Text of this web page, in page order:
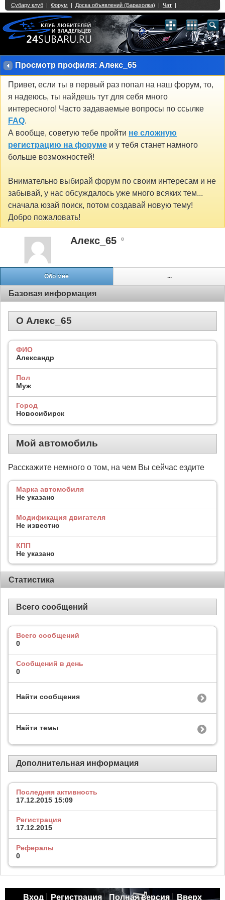
Просмотр профиля: Алекс_65
Привет, если ты в первый раз попал на наш форум, то,
я надеюсь, ты найдешь тут для себя много
интересного! Часто задаваемые вопросы по ссылке
FAQ.
А вообще, советую тебе пройти не сложную
регистрацию на форуме и у тебя станет намного
больше возможностей!
Внимательно выбирай форум по своим интересам и не
забывай, у нас обсуждалось уже много всяких тем...
сначала юзай поиск, потом создавай новую тему!
Добро пожаловать!
Алекс_65
Обо мне ...
Базовая информация
О Алекс_65
ФИО
Александр
Пол
Муж
Город
Новосибирск
Мой автомобиль
Расскажите немного о том, на чем Вы сейчас ездите
Марка автомобиля
Не указано
Модификация двигателя
Не известно
КПП
Не указано
Статистика
Всего сообщений
Всего сообщений
0
Сообщений в день
0
Найти сообщения
Найти темы
Дополнительная информация
Последняя активность
17.12.2015 15:09
Регистрация
17.12.2015
Рефералы
0
Вход Регистрация Полная версия Вверх
Single Sign On provided byvBSSO
2 3 4 5 6 7 8 9 10 11 12 13 14 15 16 17 18 21 22 23 24 25 26
27 28 29 30 31 32 33 34 35 36 37 38 39 40 41 42 43